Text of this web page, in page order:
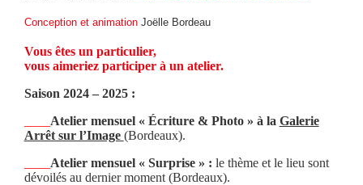
Conception et animation Joëlle Bordeau
Vous êtes un particulier,
vous aimeriez participer à un atelier.
Saison 2024 – 2025 :
Atelier mensuel « Écriture & Photo » à la Galerie
Arrêt sur l’Image (Bordeaux).
Atelier mensuel « Surprise » : le thème et le lieu sont
dévoilés au dernier moment (Bordeaux).